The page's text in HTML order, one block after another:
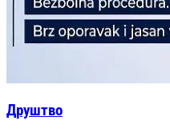
Друштво